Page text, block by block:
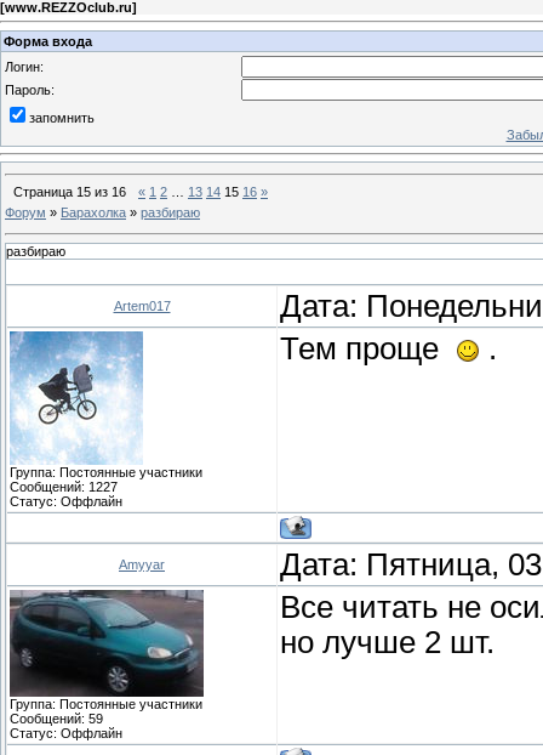
[www.REZZOclub.ru]
Форма входа
Логин:
Пароль:
запомнить
Страница 15 из 16 « 1 2 13 14 15 16 »
Форум » Барахолка » разбираю
разбираю
Artem017 Дата:
Группа: Постоянные участники
Сообщений: 1227
Статус: Оффлайн
Тем проще .
Amyyar Дата: Пятница,
Группа: Постоянные участники
Сообщений: 59
Статус: Оффлайн
Все читать не
но лучше 2 шт.